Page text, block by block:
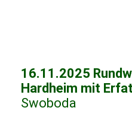
16.11.2025
Hardheim mit
Swoboda